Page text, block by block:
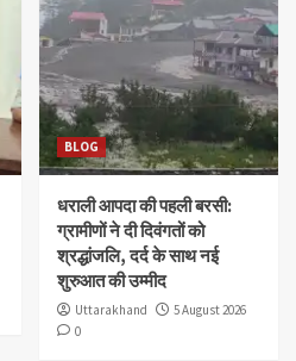
BLOG
धराली आपदा की पहली बरसी:
ग्रामीणों ने दी दिवंगतों को
श्रद्धांजलि, दर्द के साथ नई
शुरुआत की उम्मीद
Uttarakhand
5 August 2026
0